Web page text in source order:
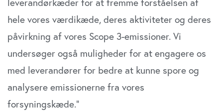
hele vores værdikæde, deres aktiviteter og deres
påvirkning af vores Scope 3-emissioner. Vi
undersøger også muligheder for at engagere os
med leverandører for bedre at kunne spore og
analysere emissionerne fra vores
forsyningskæde.”